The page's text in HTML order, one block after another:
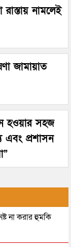
নামলেই
জামায়াত
হওয়ার সহজ
প্রশাসন
না করার হুমকি